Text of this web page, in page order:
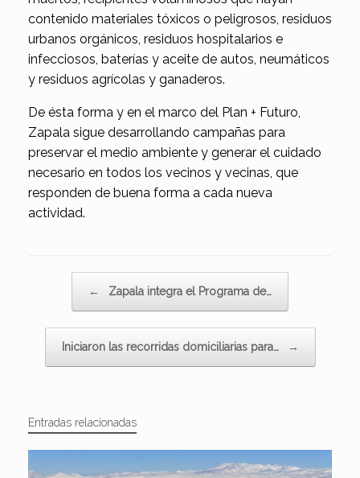
contenido materiales tóxicos o peligrosos, residuos
urbanos orgánicos, residuos hospitalarios e
infecciosos, baterías y aceite de autos, neumáticos
y residuos agrícolas y ganaderos.
De ésta forma y en el marco del Plan + Futuro,
Zapala sigue desarrollando campañas para
preservar el medio ambiente y generar el cuidado
necesario en todos los vecinos y vecinas, que
responden de buena forma a cada nueva
actividad.
← Zapala integra el Programa de…
Iniciaron las recorridas domiciliarias para… →
Entradas relacionadas